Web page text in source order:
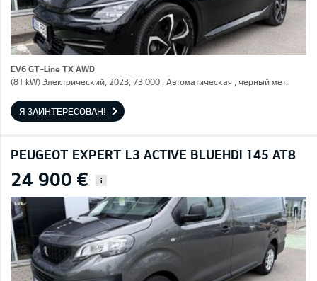
EV6 GT-Line TX AWD
(81 kW) Электрический, 2023, 73 000 , Автоматическая , черный мет.
Я ЗАИНТЕРЕСОВАН!
PEUGEOT EXPERT L3 ACTIVE BLUEHDI 145 AT8
24 900 € i